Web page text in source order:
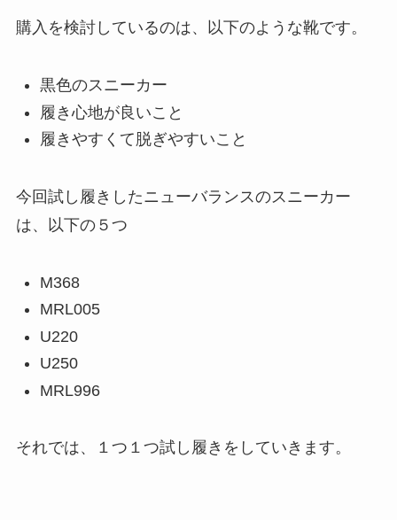
購入を検討しているのは、以下のような靴です。
黒色のスニーカー
履き心地が良いこと
履きやすくて脱ぎやすいこと
今回試し履きしたニューバランスのスニーカー
は、以下の５つ
M368
MRL005
U220
U250
MRL996
それでは、１つ１つ試し履きをしていきます。